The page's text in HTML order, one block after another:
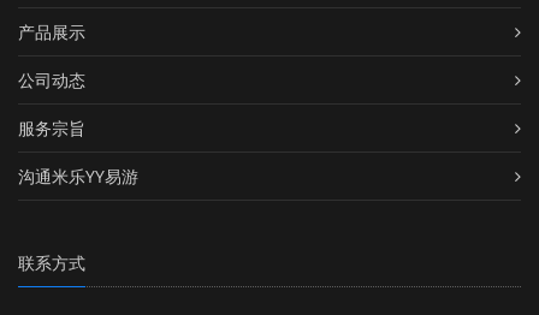
产品展示
公司动态
服务宗旨
沟通米乐YY易游
联系方式